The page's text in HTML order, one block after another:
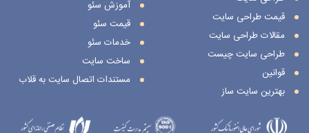
آموزش سئو
قیمت سئو
خدمات سئو
ساخت سایت
مستندات اتصال سایت به قلاب
قیمت طراحی سایت
مقالات طراحی سایت
طراحی سایت چیست
قوانین
بهترین سایت ساز